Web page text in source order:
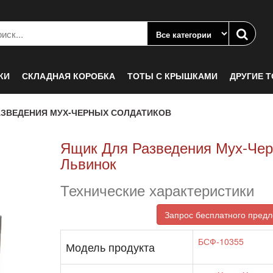
СКЛАДНАЯ КОРОБКА ТОТЫ С КРЫШКАМИ ДРУГИЕ
МУХ-ЧЕРНЫХ СОЛДАТИКОВ
Ящик Для Разведения Мух-
Львинок
Технические характеристики
Запрос бесплатного
Модель продукта БСФ-10355